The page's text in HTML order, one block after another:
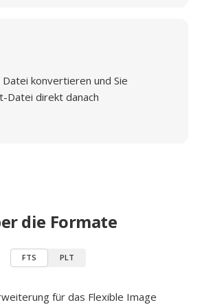
Datei konvertieren und Sie
Datei direkt danach
die Formate
FTS PLT
für das Flexible Image